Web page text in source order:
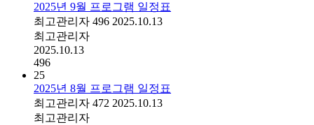
2025년 9월 프로그램 일정표
최고관리자 496 2025.10.13
최고관리자
2025.10.13
496
25
2025년 8월 프로그램 일정표
최고관리자 472 2025.10.13
최고관리자